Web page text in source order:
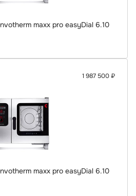
maxx pro easyDial 6.10
1 987 500 ₽
maxx pro easyDial 6.10